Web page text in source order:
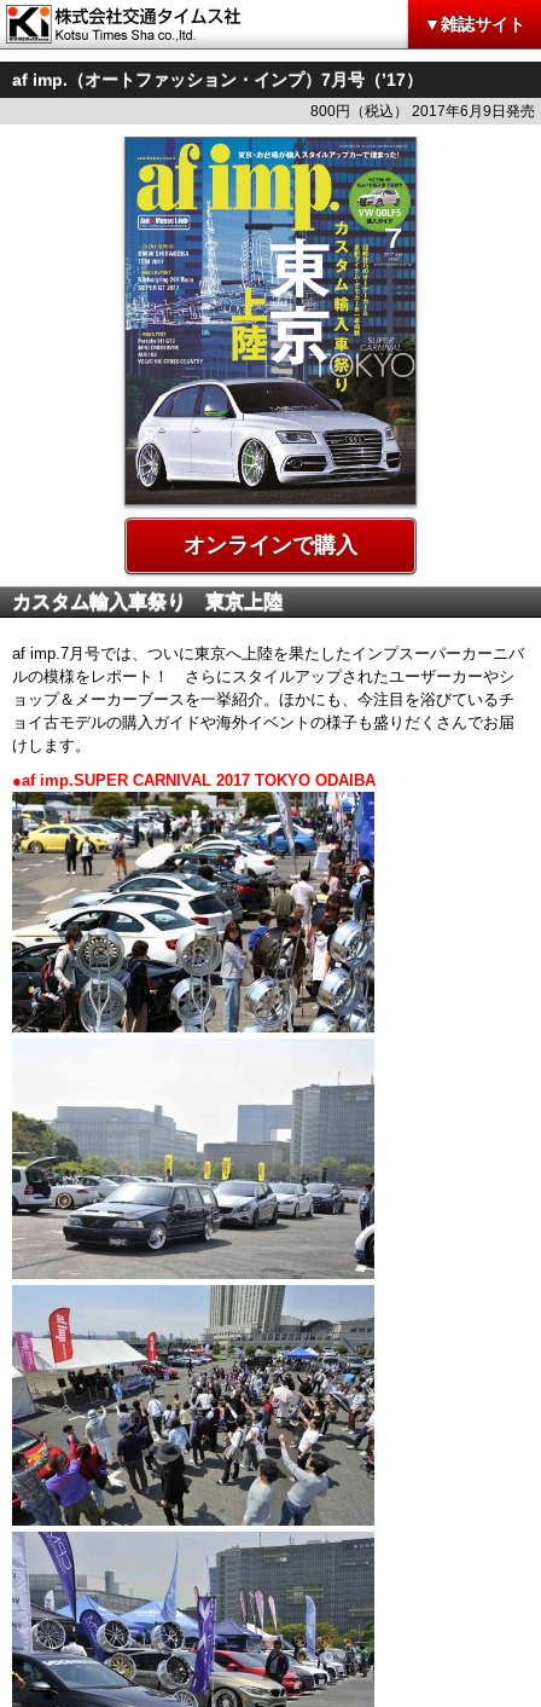
▼雑誌サイト
af imp.（オートファッション・インプ）7月号（’17）
800円（税込） 2017年6月9日発売
オンラインで購入
カスタム輸入車祭り 東京上陸
af imp.7月号では、ついに東京へ上陸を果たしたインプスーパーカーニバ
ルの模様をレポート！ さらにスタイルアップされたユーザーカーやシ
ョップ＆メーカーブースを一挙紹介。ほかにも、今注目を浴びているチ
ョイ古モデルの購入ガイドや海外イベントの様子も盛りだくさんでお届
けします。
●af imp.SUPER CARNIVAL 2017 TOKYO ODAIBA